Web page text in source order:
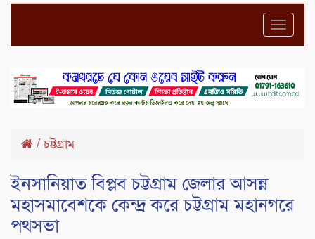
/চট্টগ্রাম
ইনসানিয়াত বিপ্লব চট্টগ্রাম জেলার আসন্ন
মহাসমাবেশকে কেন্দ্র করে চট্টগ্রাম মহানগরে
পথসভা